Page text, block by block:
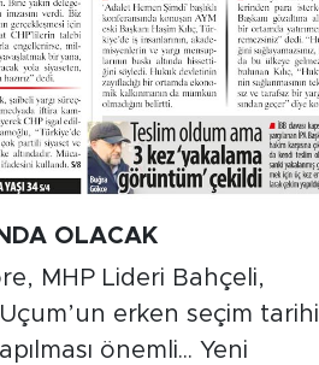
OLACAK
MHP Lideri Bahçeli,
erken seçim tarihi
önemli... Yeni